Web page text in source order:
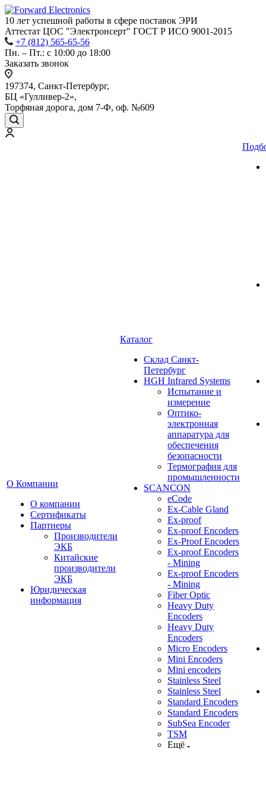
10 лет успешной работы в сфере поставок ЭРИ
Аттестат ЦОС "Электронсерт" ГОСТ Р ИСО 9001-2015
+7 (812) 565-65-56
Пн. – Пт.: с 10:00 до 18:00
Заказать звонок
197374, Санкт-Петербург,
БЦ «Гулливер-2»,
Торфяная дорога, дом 7-Ф, оф. №609
О Компании
О компании
Сертификаты
Партнеры
Производители
ЭКБ
Китайские
производители
ЭКБ
Юридическая
информация
Каталог
Cклад Санкт-
Петербург
HGH Infrared Systems
Испытание и
измерение
Оптико-
электронная
аппаратура для
обеспечения
безопасности
Термография для
промышленности
SCANCON
eCode
Ex-Cable Gland
Ex-proof
Ex-proof Encoders
Ex-Proof Encoders
Ex-proof Encoders
- Mining
Ex-proof Encoders
- Mining
Fiber Optic
Heavy Duty
Encoders
Heavy Duty
Encoders
Micro Encoders
Mini Encoders
Mini encoders
Stainless Steel
Stainless Steel
Standard Encoders
Standard Encoders
SubSea Encoder
TSM
Ещё